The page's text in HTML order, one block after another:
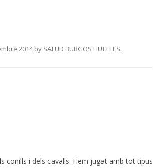
2014by SALUD BURGOS HUELTES.
conills i dels cavalls. Hem jugat amb tot tipus